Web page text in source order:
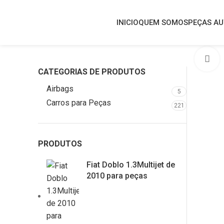
INICIOQUEM SOMOSPEÇAS
CATEGORIAS DE PRODUTOS
Airbags
5
Carros para Peças 221
PRODUTOS
Fiat Doblo 1.3Multijet de
2010 para peças